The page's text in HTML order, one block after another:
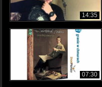
14:35
07:30